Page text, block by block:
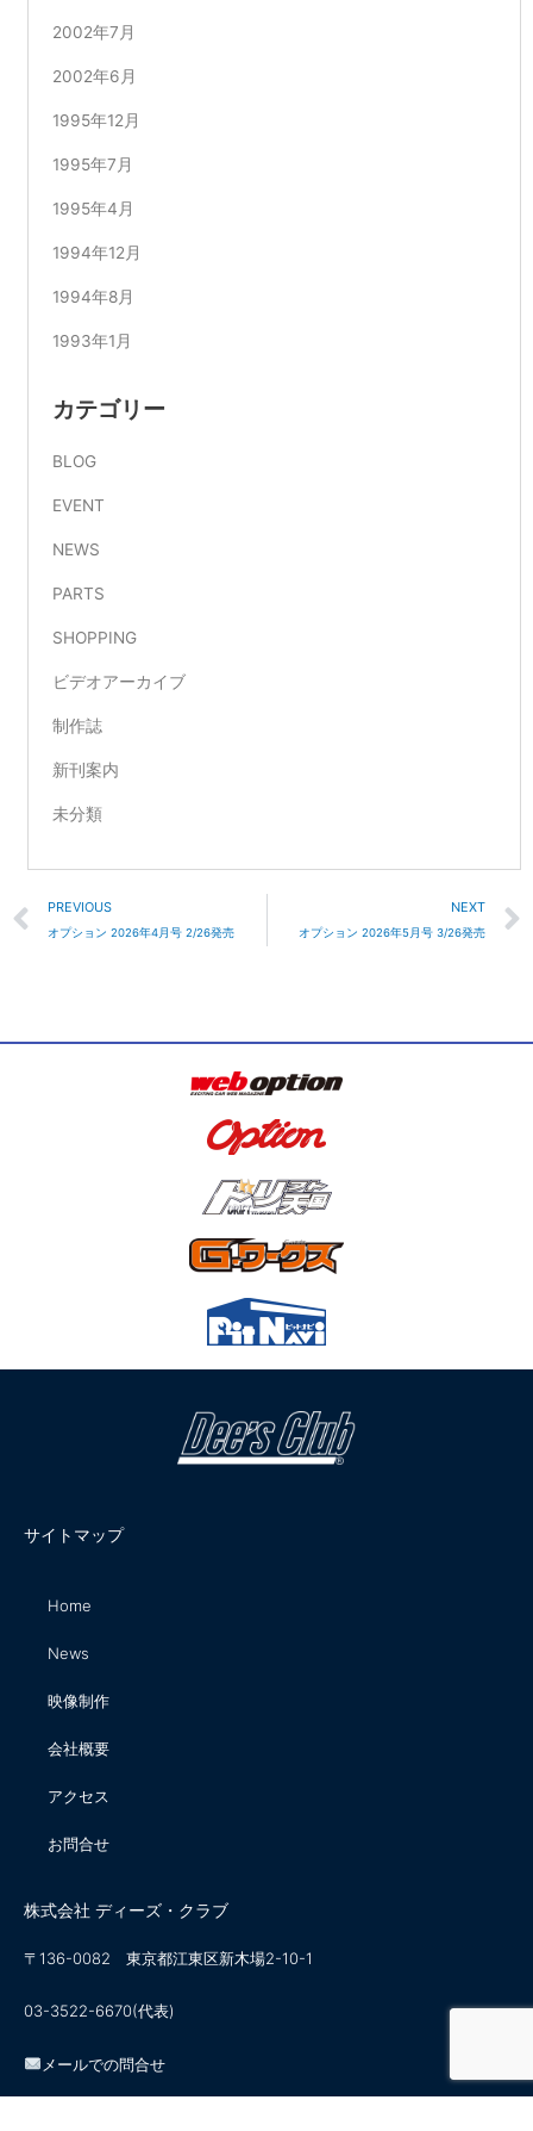
2002年7月
2002年6月
1995年12月
1995年7月
1995年4月
1994年12月
1994年8月
1993年1月
カテゴリー
BLOG
EVENT
NEWS
PARTS
SHOPPING
ビデオアーカイブ
制作誌
新刊案内
未分類
Prev
PREVIOUS
オプション 2026年4月号 2/26発売
NEXT
オプション 2026年5月号 3/26発売
サイトマップ
Home
News
映像制作
会社概要
アクセス
お問合せ
株式会社 ディーズ・クラブ
〒136-0082 東京都江東区新木場2-10-1
03-3522-6670(代表)
メールでの問合せ